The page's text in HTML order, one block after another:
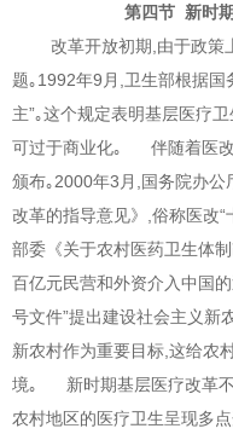
第四节 新时
改革开放初期,由于政策上
题｡1992年9月,卫生部根据国
主”｡这个规定表明基层医疗
可过于商业化｡ 伴随着医改
颁布｡2000年3月,国务院办公
改革的指导意见》,俗称医改
部委《关于农村医药卫生体
百亿元民营和外资介入中国
号文件”提出建设社会主义新
新农村作为重要目标,这给农
境｡ 新时期基层医疗改革不
农村地区的医疗卫生呈现多